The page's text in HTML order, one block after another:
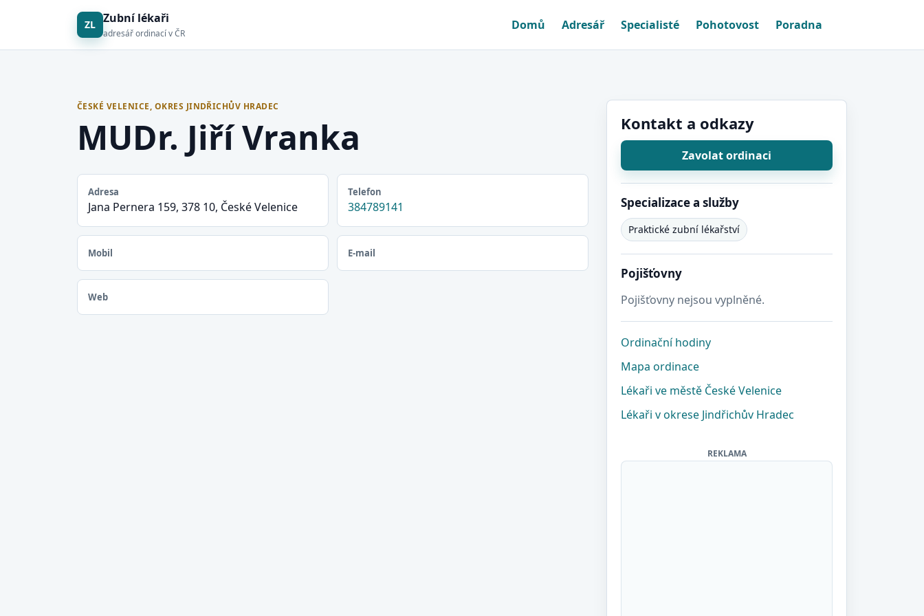
ZL Zubní lékaři
adresář ordinací v ČR
Domů Adresář Specialisté Pohotovost Poradna
ČESKÉ VELENICE, OKRES JINDŘICHŮV HRADEC
MUDr. Jiří Vranka
Adresa
Jana Pernera 159, 378 10, České Velenice
Telefon
384789141
Mobil E-mail
Web
Kontakt a odkazy
Zavolat ordinaci
Specializace a služby
Praktické zubní lékařství
Pojišťovny
Pojišťovny nejsou vyplněné.
Ordinační hodiny
Mapa ordinace
Lékaři ve městě České Velenice
Lékaři v okrese Jindřichův Hradec
REKLAMA